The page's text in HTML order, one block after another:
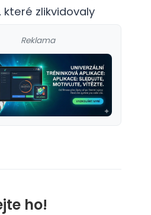
zlikvidovaly
Reklama
ho!